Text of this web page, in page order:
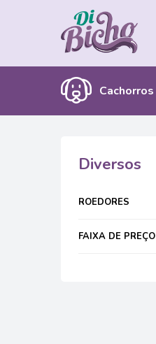
Cachorros
Diversos
ROEDORES
FAIXA DE PREÇO